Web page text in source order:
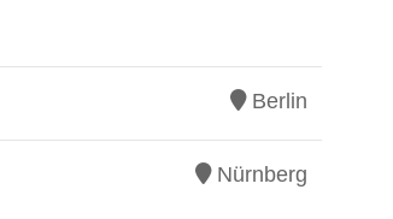
Berlin
Nürnberg